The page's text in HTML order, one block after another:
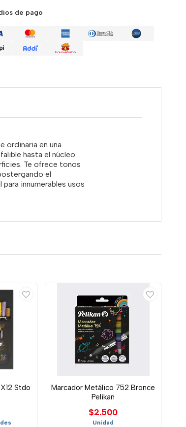
de pago
ordinaria en una
hasta el núcleo
Te ofrece tonos
el
innumerables usos
Stdo
Marcador Metálico 752 Bronce
Pelikan
$2.500
Unidad